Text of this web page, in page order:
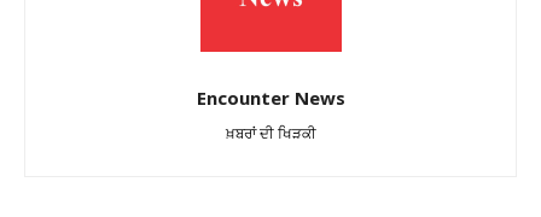
Encounter News
ਖ਼ਬਰਾਂ ਦੀ ਖਿੜਕੀ